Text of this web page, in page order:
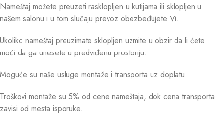
Nameštaj možete preuzeti rasklopljen u kutijama ili sklopljen u
našem salonu i u tom slučaju prevoz obezbeđujete Vi.
Ukoliko nameštaj preuzimate sklopljen uzmite u obzir da li ćete
moći da ga unesete u predviđenu prostoriju.
Moguće su naše usluge montaže i transporta uz doplatu.
Troškovi montaže su 5% od cene nameštaja, dok cena transporta
zavisi od mesta isporuke.